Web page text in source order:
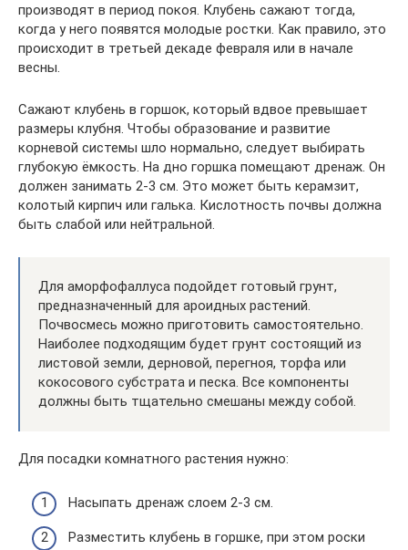
производят в период покоя. Клубень сажают тогда,
когда у него появятся молодые ростки. Как правило, это
происходит в третьей декаде февраля или в начале
весны.
Сажают клубень в горшок, который вдвое превышает
размеры клубня. Чтобы образование и развитие
корневой системы шло нормально, следует выбирать
глубокую ёмкость. На дно горшка помещают дренаж. Он
должен занимать 2-3 см. Это может быть керамзит,
колотый кирпич или галька. Кислотность почвы должна
быть слабой или нейтральной.
Для аморфофаллуса подойдет готовый грунт,
предназначенный для ароидных растений.
Почвосмесь можно приготовить самостоятельно.
Наиболее подходящим будет грунт состоящий из
листовой земли, дерновой, перегноя, торфа или
кокосового субстрата и песка. Все компоненты
должны быть тщательно смешаны между собой.
Для посадки комнатного растения нужно:
Насыпать дренаж слоем 2-3 см.
Разместить клубень в горшке, при этом роски